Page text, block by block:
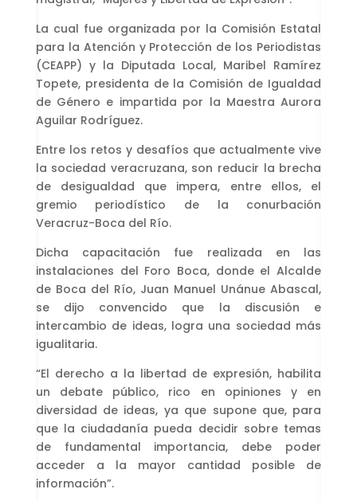
La cual fue organizada por la Comisión Estatal
para la Atención y Protección de los Periodistas
(CEAPP) y la Diputada Local, Maribel Ramírez
Topete, presidenta de la Comisión de Igualdad
de Género e impartida por la Maestra Aurora
Aguilar Rodríguez.
Entre los retos y desafíos que actualmente vive
la sociedad veracruzana, son reducir la brecha
de desigualdad que impera, entre ellos, el
gremio periodístico de la conurbación
Veracruz-Boca del Río.
Dicha capacitación fue realizada en las
instalaciones del Foro Boca, donde el Alcalde
de Boca del Río, Juan Manuel Unánue Abascal,
se dijo convencido que la discusión e
intercambio de ideas, logra una sociedad más
igualitaria.
“El derecho a la libertad de expresión, habilita
un debate público, rico en opiniones y en
diversidad de ideas, ya que supone que, para
que la ciudadanía pueda decidir sobre temas
de fundamental importancia, debe poder
acceder a la mayor cantidad posible de
información”.